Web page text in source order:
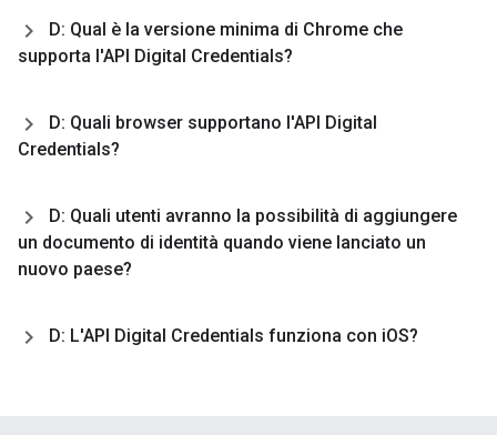
D: Qual è la versione minima di Chrome che
supporta l'API Digital Credentials?
D: Quali browser supportano l'API Digital
Credentials?
D: Quali utenti avranno la possibilità di aggiungere
un documento di identità quando viene lanciato un
nuovo paese?
D: L'API Digital Credentials funziona con iOS?